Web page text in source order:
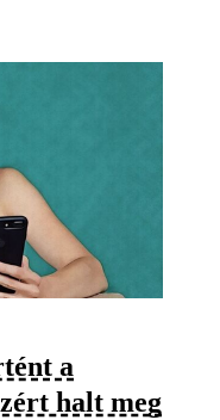
a
halt meg